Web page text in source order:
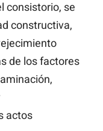
consistorio, se
constructiva,
de los factores
actos